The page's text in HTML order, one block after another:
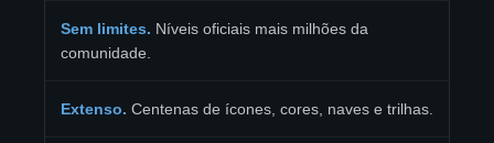
Sem limites. Níveis oficiais mais milhões da
comunidade.
Extenso. Centenas de ícones, cores, naves e trilhas.